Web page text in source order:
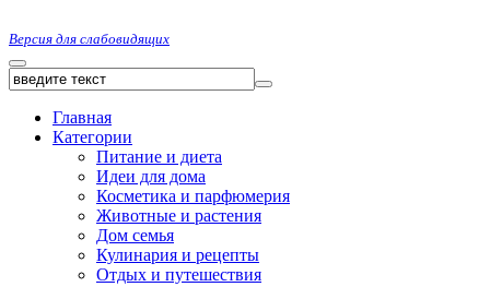
Версия для слабовидящих
Главная
Категории
Питание и диета
Идеи для дома
Косметика и парфюмерия
Животные и растения
Дом семья
Кулинария и рецепты
Отдых и путешествия